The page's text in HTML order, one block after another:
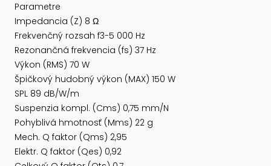
Parametre
Impedancia (Z) 8 Ω
Frekvenčný rozsah f3-5 000 Hz
Rezonančná frekvencia (fs) 37 Hz
Výkon (RMS) 70 W
Špičkový hudobný výkon (MAX) 150 W
SPL 89 dB/W/m
Suspenzia kompl. (Cms) 0,75 mm/N
Pohyblivá hmotnosť (Mms) 22 g
Mech. Q faktor (Qms) 2,95
Elektr. Q faktor (Qes) 0,92